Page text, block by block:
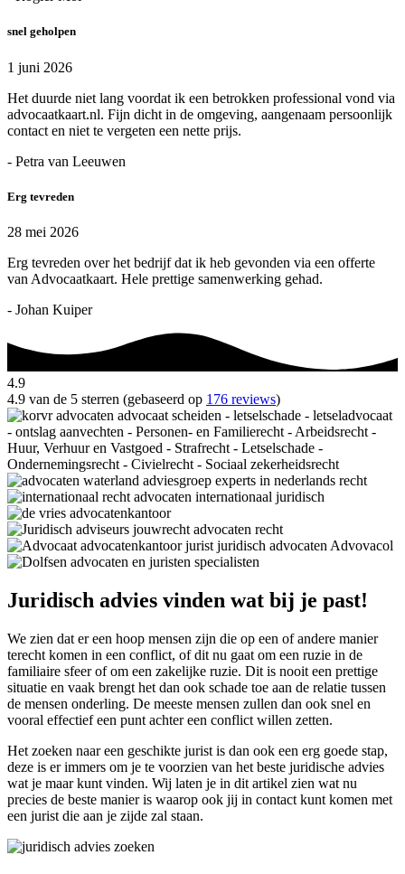
snel geholpen
1 juni 2026
Het duurde niet lang voordat ik een betrokken professional vond via
advocaatkaart.nl. Fijn dicht in de omgeving, aangenaam persoonlijk
contact en niet te vergeten een nette prijs.
- Petra van Leeuwen
Erg tevreden
28 mei 2026
Erg tevreden over het bedrijf dat ik heb gevonden via een offerte
van Advocaatkaart. Hele prettige samenwerking gehad.
- Johan Kuiper
4.9
4.9 van de 5 sterren (gebaseerd op 176 reviews)
Juridisch advies vinden wat bij je past!
We zien dat er een hoop mensen zijn die op een of andere manier
terecht komen in een conflict, of dit nu gaat om een ruzie in de
familiaire sfeer of om een zakelijke ruzie. Dit is nooit een prettige
situatie en vaak brengt het dan ook schade toe aan de relatie tussen
de mensen onderling. De meeste mensen zullen dan ook snel en
vooral effectief een punt achter een conflict willen zetten.
Het zoeken naar een geschikte jurist is dan ook een erg goede stap,
deze is er immers om je te voorzien van het beste juridische advies
wat je maar kunt vinden. Wij laten je in dit artikel zien wat nu
precies de beste manier is waarop ook jij in contact kunt komen met
een jurist die aan je zijde zal staan.